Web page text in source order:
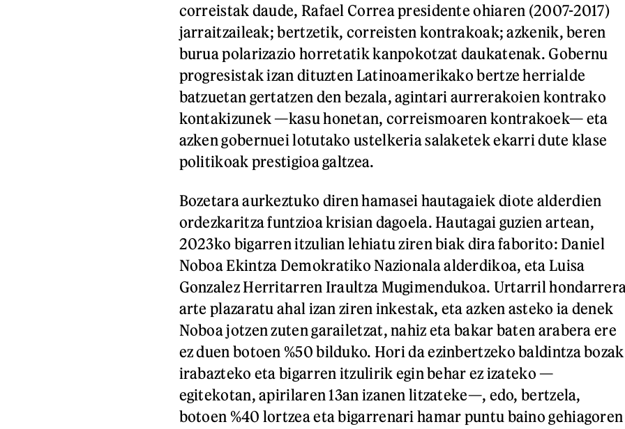
correistak daude, Rafael Correa presidente ohiaren (2007-2017)
jarraitzaileak; bertzetik, correisten kontrakoak; azkenik, beren
burua polarizazio horretatik kanpokotzat daukatenak. Gobernu
progresistak izan dituzten Latinoamerikako bertze herrialde
batzuetan gertatzen den bezala, agintari aurrerakoien kontrako
kontakizunek —kasu honetan, correismoaren kontrakoek— eta
azken gobernuei lotutako ustelkeria salaketek ekarri dute klase
politikoak prestigioa galtzea.
Bozetara aurkeztuko diren hamasei hautagaiek diote alderdien
ordezkaritza funtzioa krisian dagoela. Hautagai guzien artean,
2023ko bigarren itzulian lehiatu ziren biak dira faborito: Daniel
Noboa Ekintza Demokratiko Nazionala alderdikoa, eta Luisa
Gonzalez Herritarren Iraultza Mugimendukoa. Urtarril
arte plazaratu ahal izan ziren inkestak, eta azken asteko ia denek
Noboa jotzen zuten garailetzat, nahiz eta bakar baten arabera ere
ez duen botoen %50 bilduko. Hori da ezinbertzeko baldintza bozak
irabazteko eta bigarren itzulirik egin behar ez izateko —
egitekotan, apirilaren 13an izanen litzateke—, edo, bertzela,
botoen %40 lortzea eta bigarrenari hamar puntu baino gehiagoren